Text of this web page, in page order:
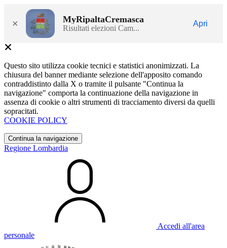
× MyRipaltaCremasca
Risultati elezioni Cam...
Apri
Questo sito utilizza cookie tecnici e statistici anonimizzati. La
chiusura del banner mediante selezione dell'apposito comando
contraddistinto dalla X o tramite il pulsante "Continua la
navigazione" comporta la continuazione della navigazione in
assenza di cookie o altri strumenti di tracciamento diversi da quelli
sopracitati.
COOKIE POLICY
Continua la navigazione
Regione Lombardia
Accedi all'area
personale